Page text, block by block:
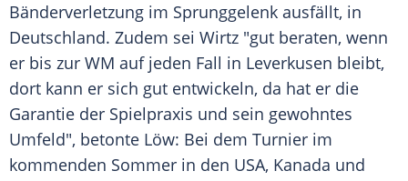
Bänderverletzung im Sprunggelenk ausfällt, in
Deutschland. Zudem sei Wirtz "gut beraten, wenn
er bis zur WM auf jeden Fall in Leverkusen bleibt,
dort kann er sich gut entwickeln, da hat er die
Garantie der Spielpraxis und sein gewohntes
Umfeld", betonte Löw: Bei dem Turnier im
kommenden Sommer in den USA, Kanada und